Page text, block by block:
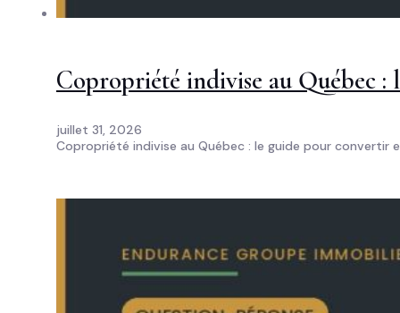
Copropriété indivise au Québec
juillet 31, 2026
Copropriété indivise au Québec : le guide pour